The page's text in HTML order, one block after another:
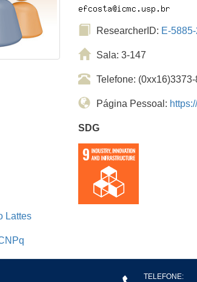
ResearcherID: E-
Sala: 3-147
Telefone:
Página Pessoal:
SDG
Lattes
TELEFONE: